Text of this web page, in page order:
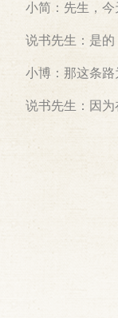
小简：先生，
说书先生：是的
小博：那这条
说书先生：因